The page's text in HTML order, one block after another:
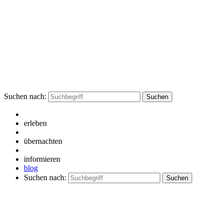
Suchen nach:
erleben
übernachten
informieren
blog
Suchen nach: